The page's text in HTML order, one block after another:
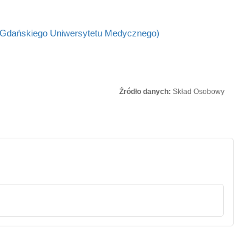
Uniwersytetu Medycznego)
Źródło danych: Skład Osobowy